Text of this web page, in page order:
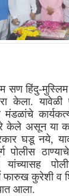
सण हिंदु-मुस्लिम
केला.
मंडळांचे
केले असून या
घडू नये,
पोलीस
फारुख कुरेशी व
आला.